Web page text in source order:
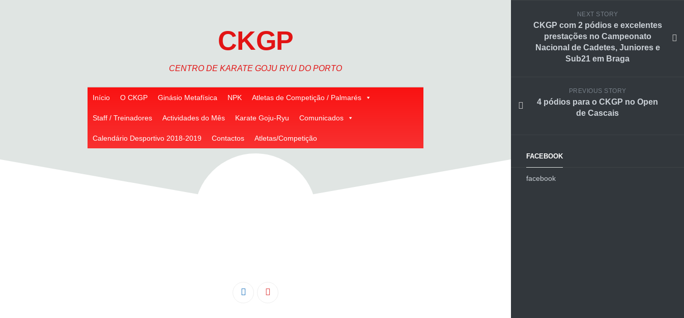
CKGP
CENTRO DE KARATE GOJU RYU DO PORTO
Início O CKGP Ginásio Metafísica NPK Atletas de Competição / Palmarés
Staff / Treinadores Actividades do Mês Karate Goju-Ryu Comunicados
Calendário Desportivo 2018-2019 Contactos Atletas/Competição
NEXT STORY
CKGP com 2 pódios e excelentes
prestações no Campeonato
Nacional de Cadetes, Juniores e
Sub21 em Braga
PREVIOUS STORY
4 pódios para o CKGP no Open
de Cascais
FACEBOOK
facebook